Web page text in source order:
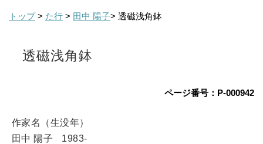
トップ> た行 > 田中 陽子> 透磁浅角鉢
透磁浅角鉢
ページ番号：P-000942
作家名（生没年）
田中 陽子
1983-